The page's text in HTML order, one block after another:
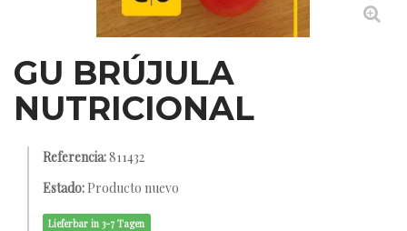
GU BRÚJULA
NUTRICIONAL
Referencia:811432
Estado: Producto nuevo
Lieferbar in 3-7 Tagen